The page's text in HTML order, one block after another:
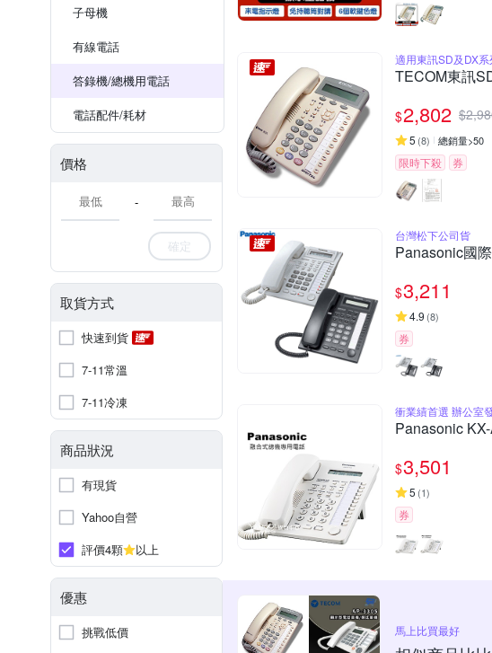
子母機
有線電話
答錄機/總機用電話
電話配件/耗材
價格
-
確定
取貨方式
快速到貨
7-11常溫
7-11冷凍
商品狀況
有現貨
Yahoo自營
評價4顆
以上
優惠
挑戰低價
適用東訊SD及DX
TECOM東訊
$2,802 $
5 (8) 總銷量>50
限時下殺 券
台灣松下公司貨
Panasonic國
$3,211
4.9 (8)
券
衝業績首選 辦公室
Panasonic
$3,501
5 (1)
券
馬上比買最好